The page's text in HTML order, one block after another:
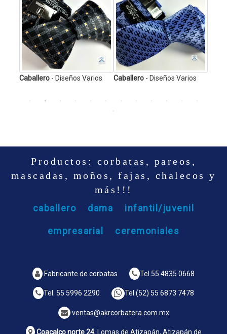
Caballero - Diseños Varios Caballero - Diseños Varios
Productos: corbatas, pareos,
mascadas, moños, fajas, chalecos y
más!!!
caballero dama infantil/juvenil
empresarial ceremoniales
Fabricante de corbatas Tel. 55 4835 0668
Tel. 55 5996 2290 Tel. (52) 55 6873 7478
ventas@akrcorbatera.com.mx
Coacalco norte 24, Lomas de Atizapán, Atizapán de